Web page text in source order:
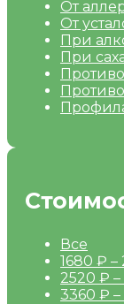
От
От
При
При
Все
1680 ₽ –
2520 ₽ –
3360 ₽ –